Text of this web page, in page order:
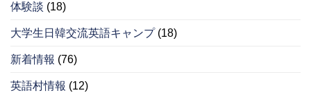
体験談 (18)
大学生日韓交流英語キャンプ(18)
新着情報 (76)
英語村情報 (12)